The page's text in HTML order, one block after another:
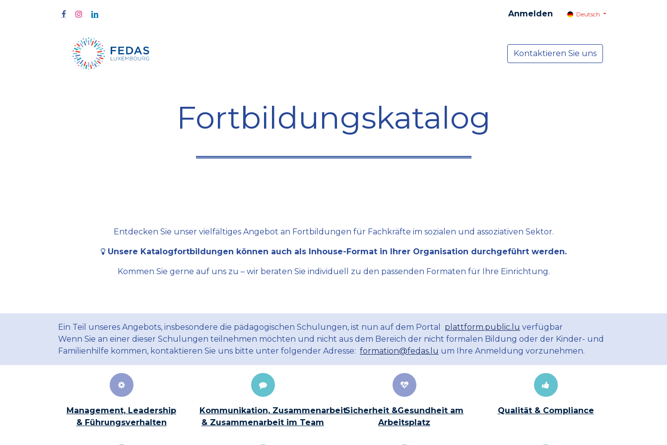
Anmelden Deutsch
NEWS
Kontaktieren Sie uns
Fortbildungskatalog
Entdecken Sie unser vielfältiges Angebot an Fortbildungen für Fachkräfte im sozialen und assoziativen Sektor.
Unsere Katalogfortbildungen können auch als Inhouse-Format in Ihrer Organisation durchgeführt werden.
Kommen Sie gerne auf uns zu – wir beraten Sie individuell zu den passenden Formaten für Ihre Einrichtung.
Ein Teil unseres Angebots, insbesondere die pädagogischen Schulungen, ist nun auf dem Portal plattform.public.lu verfügbar
Wenn Sie an einer dieser Schulungen teilnehmen möchten und nicht aus dem Bereich der nicht formalen Bildung oder der Kinder- und
Familienhilfe kommen, kontaktieren Sie uns bitte unter folgender Adresse: formation@fedas.lu um Ihre Anmeldung vorzunehmen.
Management, Leadership
& Führungsverhalten
Kommunikation, Zusammenarbeit
& Zusammenarbeit im Team
Sicherheit &Gesundheit am
Arbeitsplatz
Qualität & Compliance